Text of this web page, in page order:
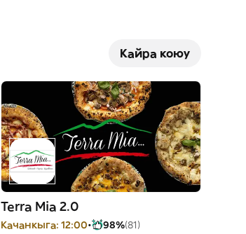
Кайра коюу
Terra Mia 2.0
Качанкыга: 12:00 98%(81)